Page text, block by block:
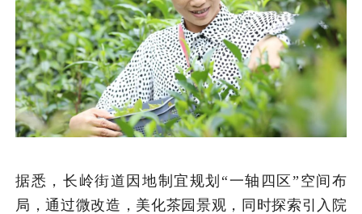
据悉，长岭街道因地制宜规划“一轴四区”空间布
局，通过微改造，美化茶园景观，同时探索引入院